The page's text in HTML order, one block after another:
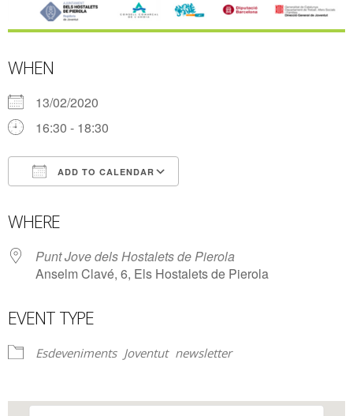
WHEN
13/02/2020
16:30 - 18:30
ADD TO CALENDAR
WHERE
Punt Jove dels Hostalets de Pierola
Anselm Clavé, 6, Els Hostalets de Pierola
EVENT TYPE
Esdeveniments Joventut newsletter